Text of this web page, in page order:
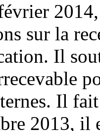
2014,
sur la
Il
Il
2013, il